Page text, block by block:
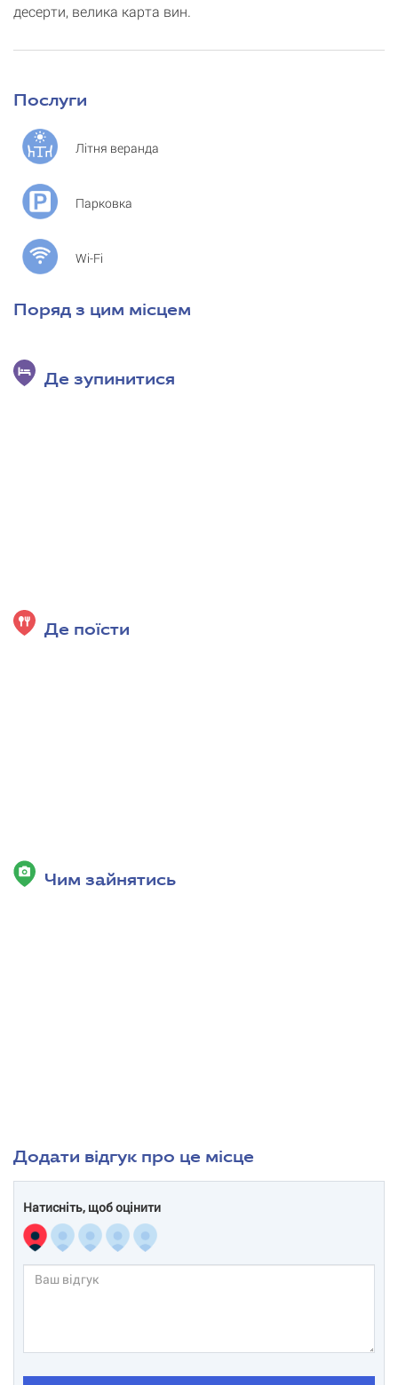
десерти, велика карта вин.
Послуги
Літня веранда
Парковка
Wi-Fi
Поряд з цим місцем
Де зупинитися
Де поїсти
Чим зайнятись
Додати відгук про це місце
Натисніть, щоб оцінити